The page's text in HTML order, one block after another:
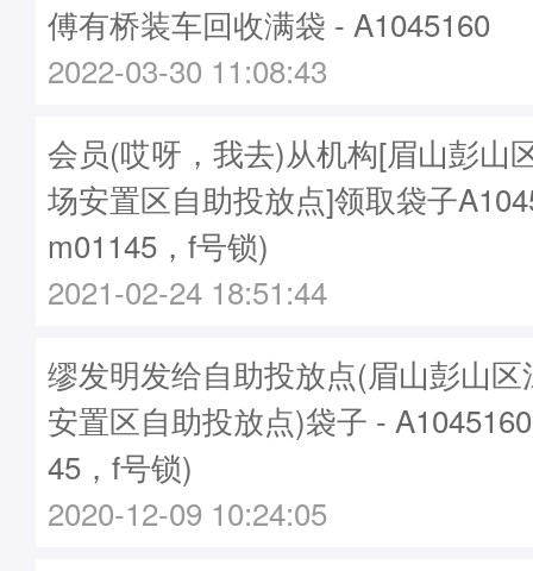
傅有桥装车回收满袋 - A1045160
2022-03-30 11:08:43
会员(哎呀，我去)从机构[眉山彭山
场安置区自助投放点]领取袋子
m01145，f号锁)
2021-02-24 18:51:44
缪发明发给自助投放点(眉山彭山
安置区自助投放点)袋子 -
45，f号锁)
2020-12-09 10:24:05